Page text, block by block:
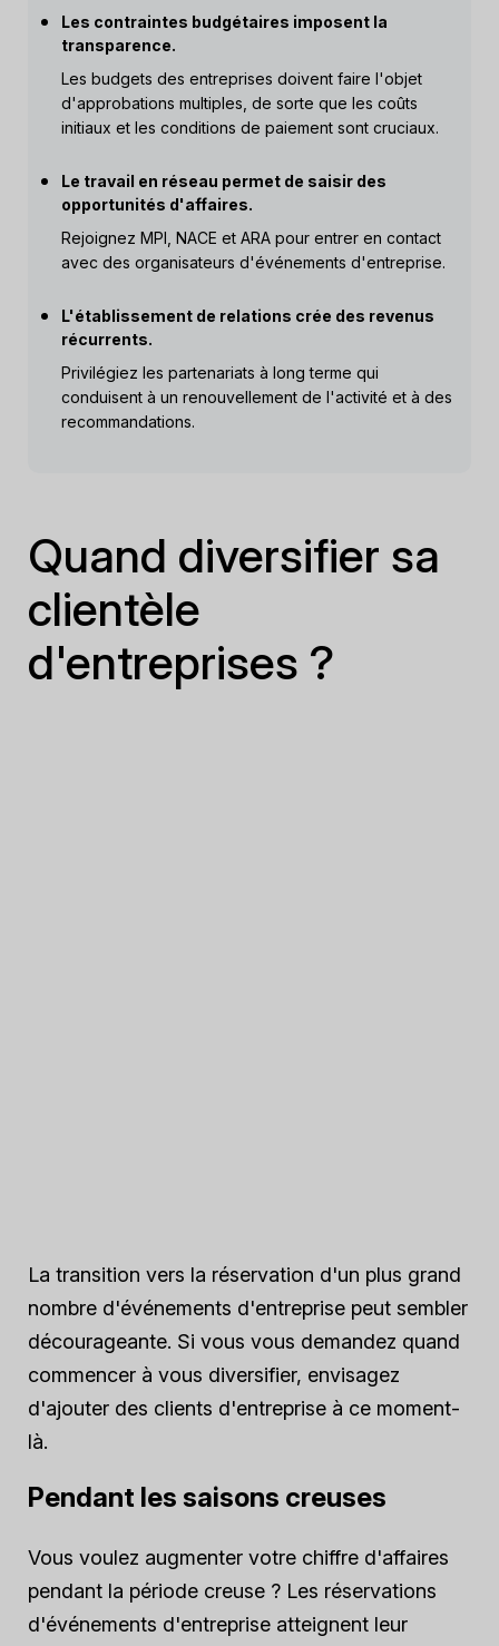
Les contraintes budgétaires imposent la
transparence.
Les budgets des entreprises doivent faire l'objet
d'approbations multiples, de sorte que les coûts
initiaux et les conditions de paiement sont cruciaux.
Le travail en réseau permet de saisir des
opportunités d'affaires.
Rejoignez MPI, NACE et ARA pour entrer en contact
avec des organisateurs d'événements d'entreprise.
L'établissement de relations crée des revenus
récurrents.
Privilégiez les partenariats à long terme qui
conduisent à un renouvellement de l'activité et à des
recommandations.
Quand diversifier sa
clientèle
d'entreprises ?
La transition vers la réservation d'un plus grand
nombre d'événements d'entreprise peut sembler
décourageante. Si vous vous demandez quand
commencer à vous diversifier, envisagez
d'ajouter des clients d'entreprise à ce moment-
là.
Pendant les saisons creuses
Vous voulez augmenter votre chiffre d'affaires
pendant la période creuse ? Les réservations
d'événements d'entreprise atteignent leur